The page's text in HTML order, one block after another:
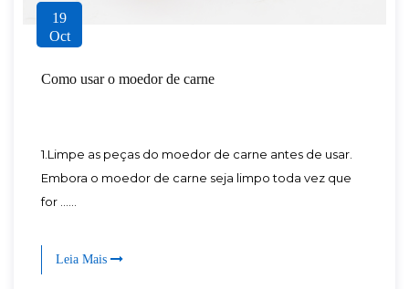
19
Oct
Como usar o moedor de carne
1.Limpe as peças do moedor de carne antes de usar.
Embora o moedor de carne seja limpo toda vez que
for ......
Leia Mais